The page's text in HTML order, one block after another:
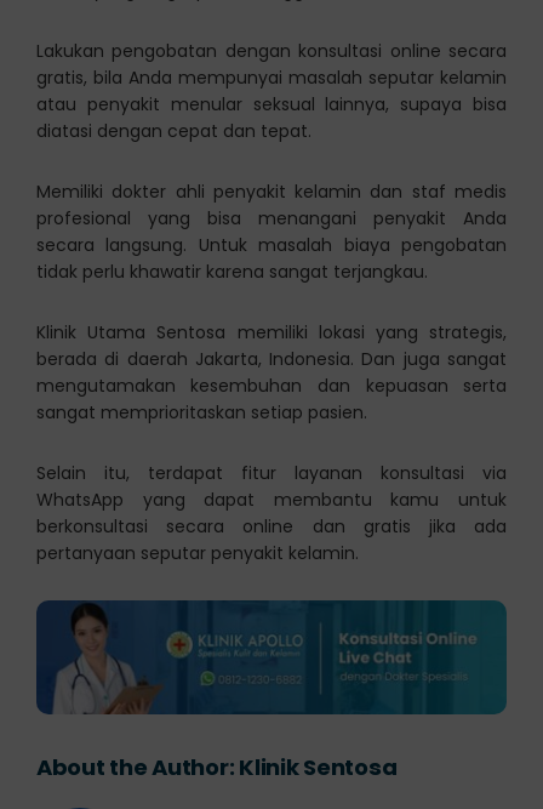
Lakukan pengobatan dengan konsultasi online secara
gratis, bila Anda mempunyai masalah seputar kelamin
atau penyakit menular seksual lainnya, supaya bisa
diatasi dengan cepat dan tepat.
Memiliki dokter ahli penyakit kelamin dan staf medis
profesional yang bisa menangani penyakit Anda
secara langsung. Untuk masalah biaya pengobatan
tidak perlu khawatir karena sangat terjangkau.
Klinik Utama Sentosa memiliki lokasi yang strategis,
berada di daerah Jakarta, Indonesia. Dan juga sangat
mengutamakan kesembuhan dan kepuasan serta
sangat memprioritaskan setiap pasien.
Selain itu, terdapat fitur layanan konsultasi via
WhatsApp yang dapat membantu kamu untuk
berkonsultasi secara online dan gratis jika ada
pertanyaan seputar penyakit kelamin.
About the Author: Klinik Sentosa